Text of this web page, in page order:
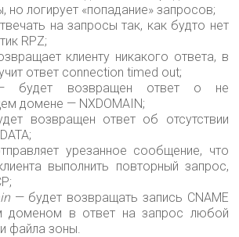
но логирует «попадание» запросов;
на запросы так, как будто нет
RPZ;
клиенту никакого ответа, в
ответ connection timed out;
будет возвращен ответ о не
домене — NXDOMAIN;
возвращен ответ об отсутствии
урезанное сообщение, что
выполнить повторный запрос,
— будет возвращать запись CNAME
доменом в ответ на запрос любой
файла зоны.